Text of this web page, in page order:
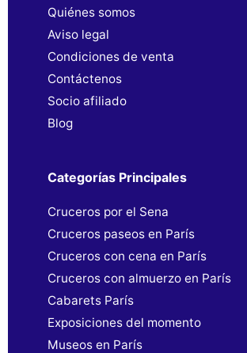
Quiénes somos
Aviso legal
Condiciones de venta
Contáctenos
Socio afiliado
Blog
Categorías Principales
Cruceros por el Sena
Cruceros paseos en París
Cruceros con cena en París
Cruceros con almuerzo en París
Cabarets París
Exposiciones del momento
Museos en París